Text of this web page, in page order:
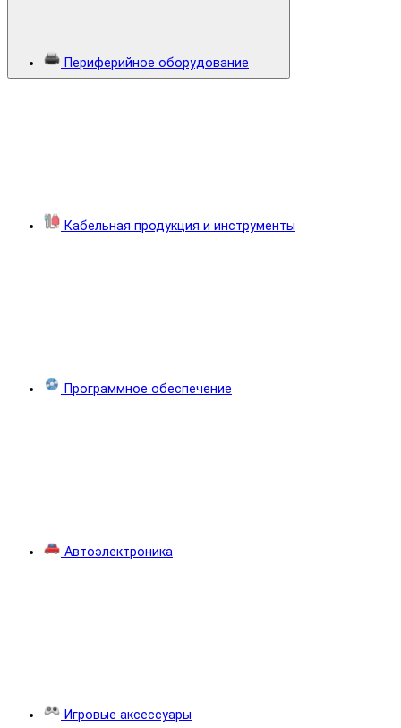
Периферийное оборудование
Кабельная продукция и инструменты
Программное обеспечение
Автоэлектроника
Игровые аксессуары